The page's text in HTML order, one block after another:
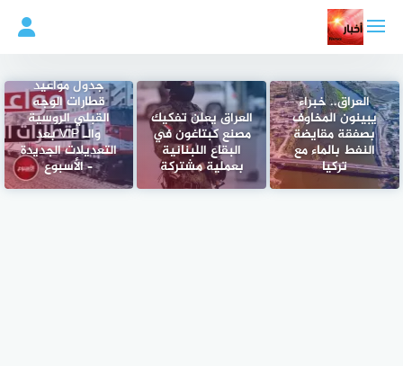
المحتوى
العراق.. خبراء
يبينون المخاوف
بصفقة مقايضة
النفط بالماء مع
تركيا
العراق يعلن تفكيك
مصنع كبتاغون في
البقاع اللبنانية
بعملية مشتركة
جدول مواعيد
قطارات الوجه
القبلي الروسية
والـ VIP بعد
التعديلات الجديدة
– الأسبوع